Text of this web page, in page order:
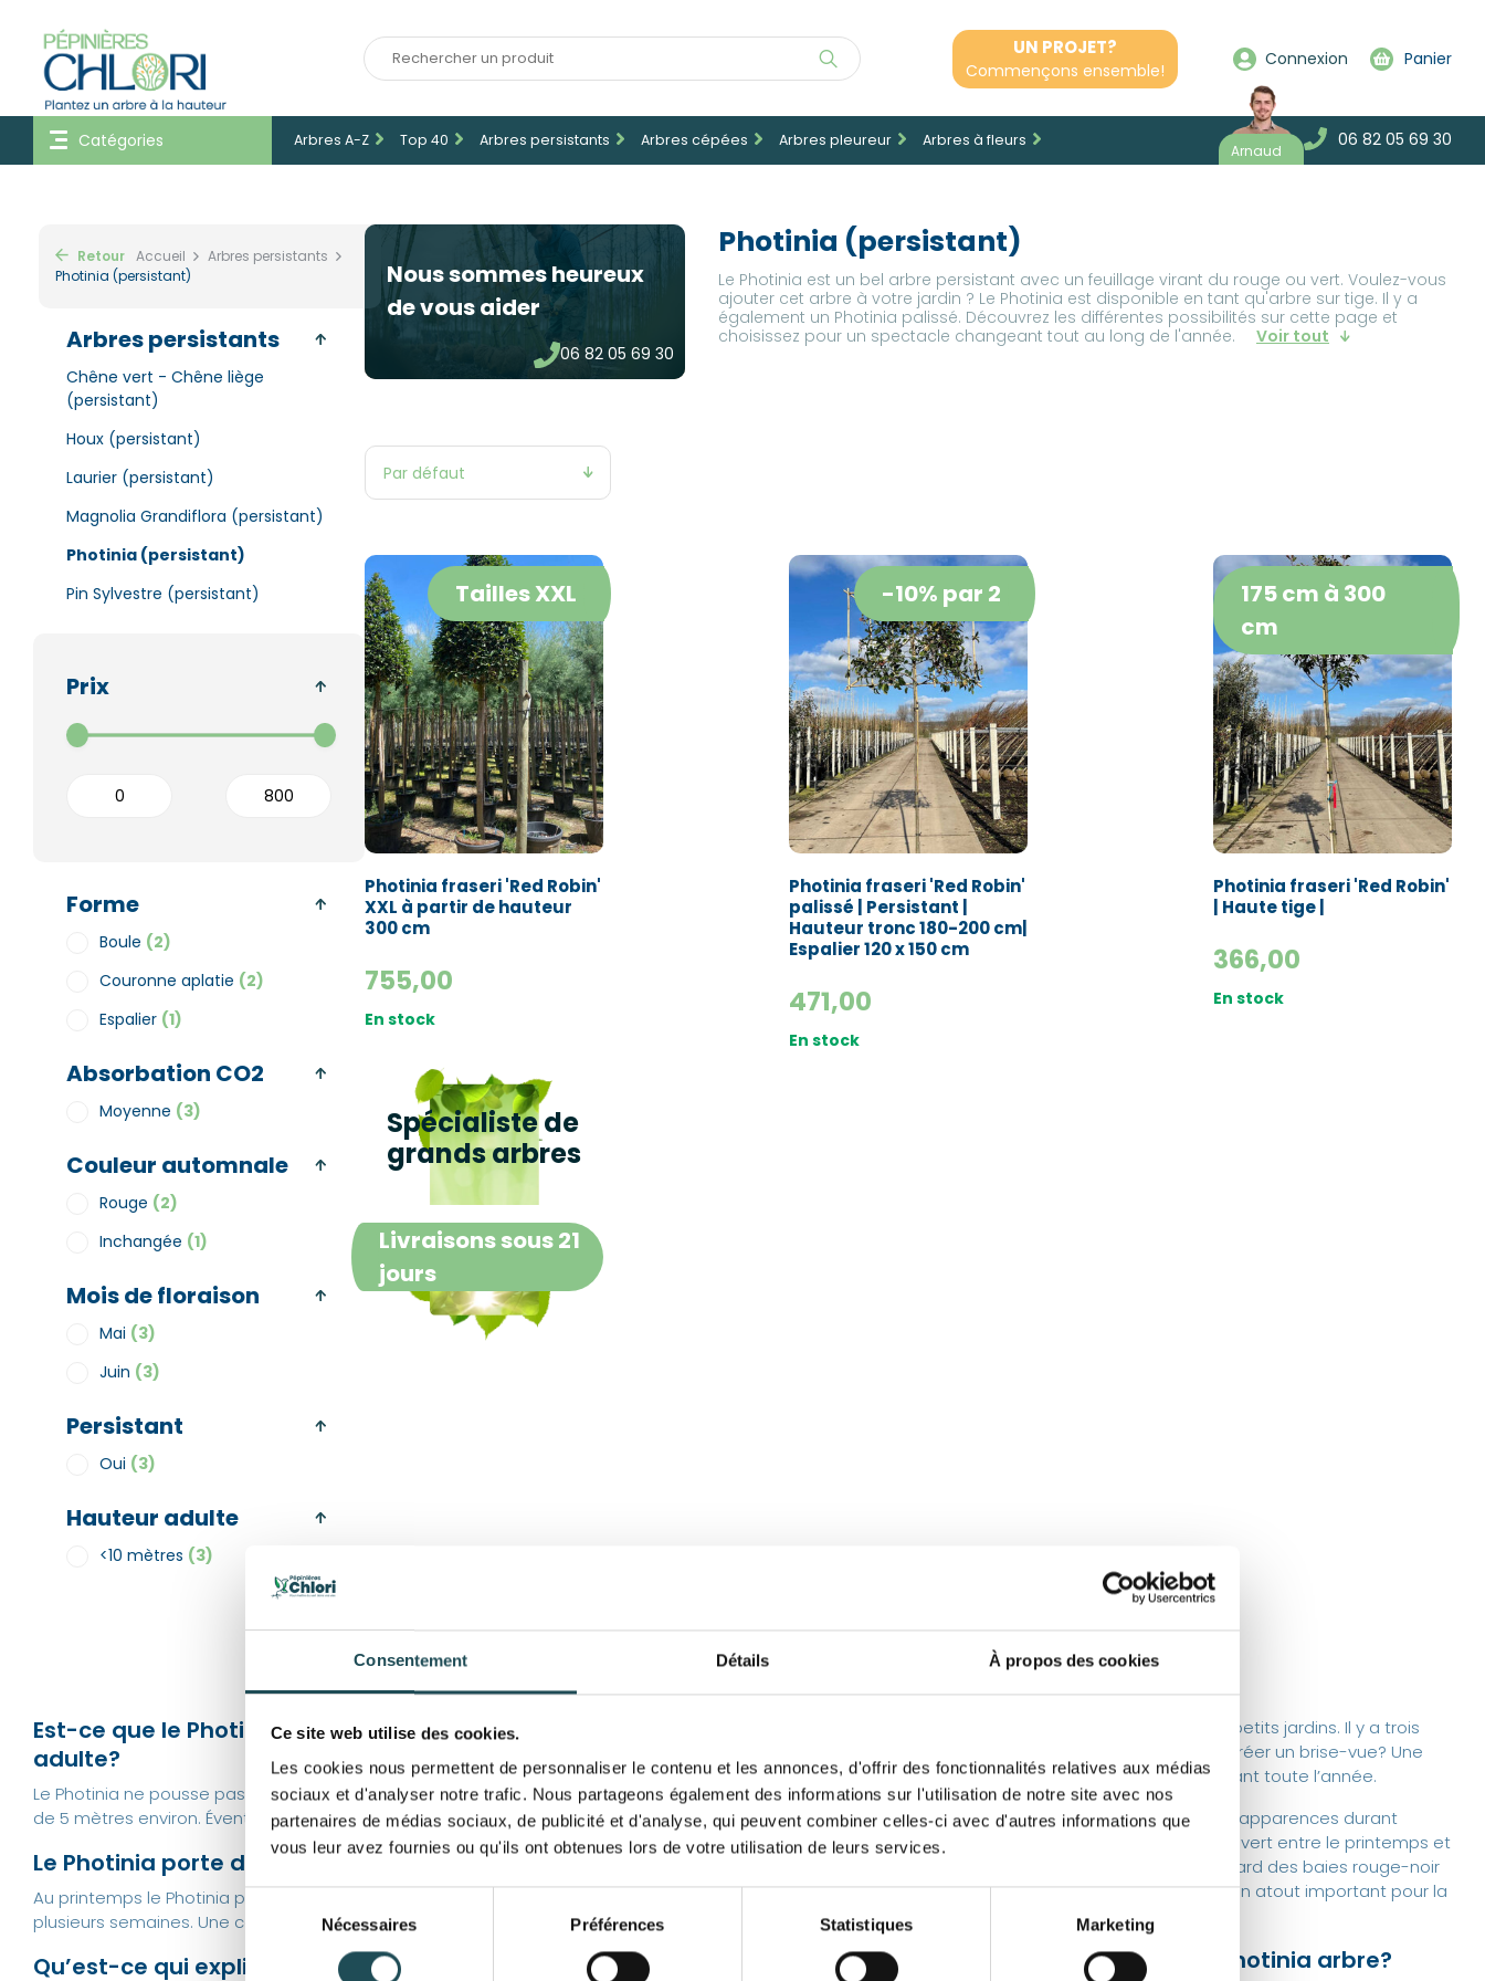
Consentement Détails À propos des cookies
Ce site web utilise des cookies.
Les cookies nous permettent de personnaliser le contenu et les annonces, d'offrir des fonctionnalités relatives aux médias
sociaux et d'analyser notre trafic. Nous partageons également des informations sur l'utilisation de notre site avec nos
partenaires de médias sociaux, de publicité et d'analyse, qui peuvent combiner celles-ci avec d'autres informations que
vous leur avez fournies ou qu'ils ont obtenues lors de votre utilisation de leurs services.
consentement
Nécessaires Préférences Statistiques Marketing
UN PROJET?
Commençons ensemble!
Connexion Panier
Catégories Arbres A-Z Top 40 Arbres persistants Arbres cépées Arbres pleureur Arbres à fleurs
Arnaud
06 82 05 69 30
Retour Accueil
Arbres persistants
Photinia (persistant)
Arbres persistants
Chêne vert - Chêne liège
(persistant)
Houx (persistant)
Laurier (persistant)
Magnolia Grandiflora (persistant)
Photinia (persistant)
Pin Sylvestre (persistant)
Prix
Forme
Boule (2)
Couronne aplatie (2)
Espalier (1)
Absorbation CO2
Moyenne (3)
Couleur automnale
Rouge (2)
Inchangée (1)
Mois de floraison
Mai (3)
Juin (3)
Persistant
Oui (3)
Hauteur adulte
<10 mètres (3)
Nous sommes heureux
de vous aider
06 82 05 69 30
Photinia (persistant)
Le Photinia est un bel arbre persistant avec un feuillage virant du rouge ou vert. Voulez-vous
ajouter cet arbre à votre jardin ? Le Photinia est disponible en tant qu'arbre sur tige. Il y a
également un Photinia palissé. Découvrez les différentes possibilités sur cette page et
choisissez pour un spectacle changeant tout au long de l'année.
Voir tout
Tailles XXL
Photinia fraseri 'Red Robin'
XXL à partir de hauteur
300 cm
755,00
En stock
-10% par 2
Photinia fraseri 'Red Robin'
palissé | Persistant |
Hauteur tronc 180-200 cm|
Espalier 120 x 150 cm
471,00
En stock
175 cm à 300
cm
Photinia fraseri 'Red Robin'
| Haute tige |
366,00
En stock
Spécialiste de
grands arbres
Livraisons sous 21
jours
Est-ce que le Photinia pousse vite et quelle est sa taille
adulte?
Le Photinia ne pousse pas vite. Un Photinia sur tige adulte aura une hauteur maximum
de 5 mètres environ. Éventuellement l’arbre peut être taillé au printemps ou en été.
Le Photinia porte des fleurs?
Au printemps le Photinia porte des fleurs blanches dont vous pouvez profiter pendant
plusieurs semaines. Une couleur claire entre le feuillage vert et rouge.
Qu’est-ce qui explique la popularité des Photinias?
La taille: le Photinia prend peu de place et convient pour les petits jardins. Il y a trois
variétés: le Photinia sur tige, palissé ou cépée. Voulez-vous créer un brise-vue? Une
haie de Photinias vous protègera des vues de l’extérieur durant toute l’année.
Le spectacle changeant: cet arbre persistant a de multiples apparences durant
l’année. Les nouvelles branches et feuilles virent du rouge au vert entre le printemps et
l’été. Au printemps le Photinia arbre porte des fleurs et plus tard des baies rouge-noir
apparaissent. Un spectacle changeant dans votre jardin et un atout important pour la
nature et la biodiversité.
Quel prix faut-il compter pour acheter un Photinia arbre?
Nom du produit